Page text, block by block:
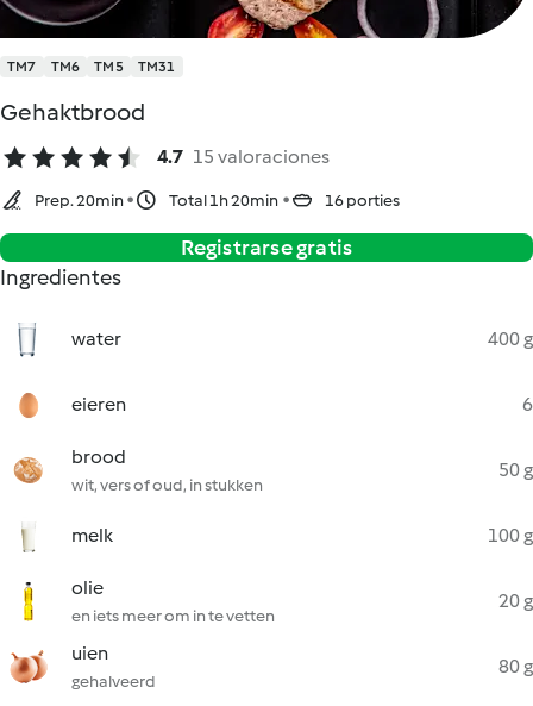
TM7 TM6 TM5 TM31
Gehaktbrood
4.7 15 valoraciones
Prep. 20min Total 1h 20min 16 porties
Registrarse gratis
Ingredientes
water 400 g
eieren 6
brood
wit, vers of oud, in stukken
50 g
melk 100 g
olie
en iets meer om in te vetten
20 g
uien
gehalveerd
80 g